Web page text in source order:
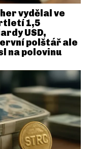
vydělal ve
1,5
USD,
polštář ale
na polovinu